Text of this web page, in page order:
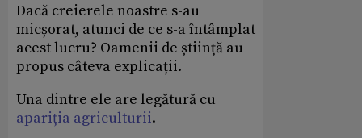
Dacă creierele noastre s-au
micșorat, atunci de ce s-a întâmplat
acest lucru? Oamenii de știință au
propus câteva explicații.
Una dintre ele are legătură cu
apariția agriculturii.